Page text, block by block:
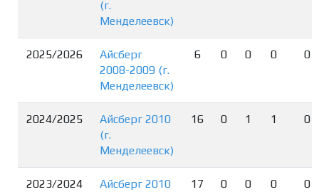
(г.
Менделеевск)
2025/2026
Айсберг
2008-2009 (г.
Менделеевск)
6 0 0 0 0
2024/2025
Айсберг 2010
(г.
Менделеевск)
16 0 1 1 0
2023/2024
Айсберг 2010
17 0 0 0 0